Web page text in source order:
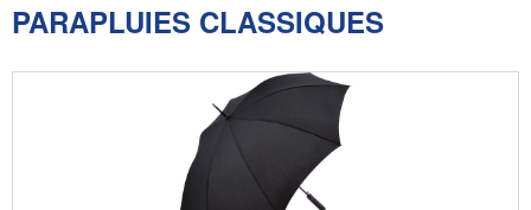
PARAPLUIES CLASSIQUES